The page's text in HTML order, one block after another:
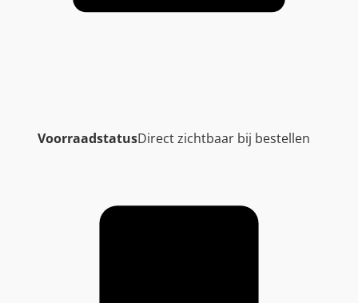
VoorraadstatusDirect zichtbaar bij bestellen